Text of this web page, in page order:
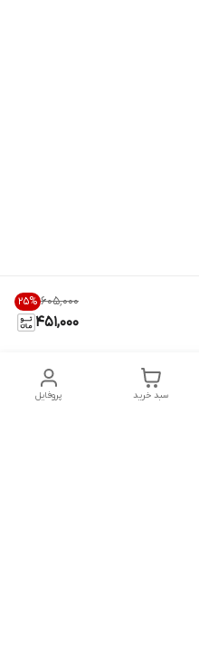
۶۰۵٬۰۰۰ 25%
451,000
پروفایل سبد خرید